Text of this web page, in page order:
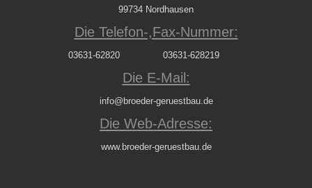
99734 Nordhausen
Die Telefon-,Fax-Nummer:
03631-62820 03631-628219
Die E-Mail:
info@broeder-geruestbau.de
Die Web-Adresse:
www.broeder-geruestbau.de